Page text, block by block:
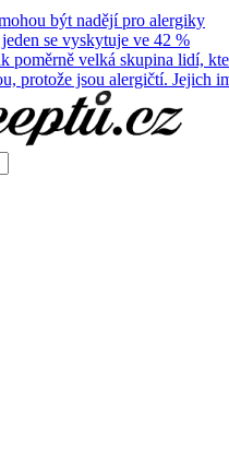
být nadějí pro alergiky
se vyskytuje ve 42 %
poměrně velká skupina lidí,
protože jsou alergičtí. Jejich